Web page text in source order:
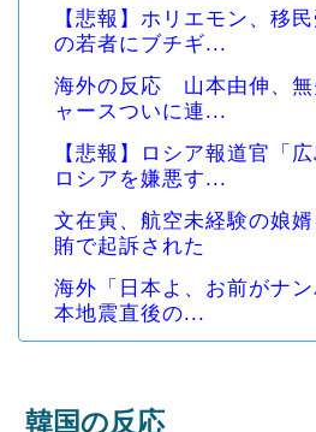
【悲報】ホリエモン、移
の若者にブチギ...
海外の反応 山本由伸、無
ャースついに連...
【悲報】ロシア報道官「
ロシアを嫌悪す...
文在寅、航空未経験の娘
賄で起訴された
海外「日本よ、お前がナ
本地震直後の...
韓国の反応